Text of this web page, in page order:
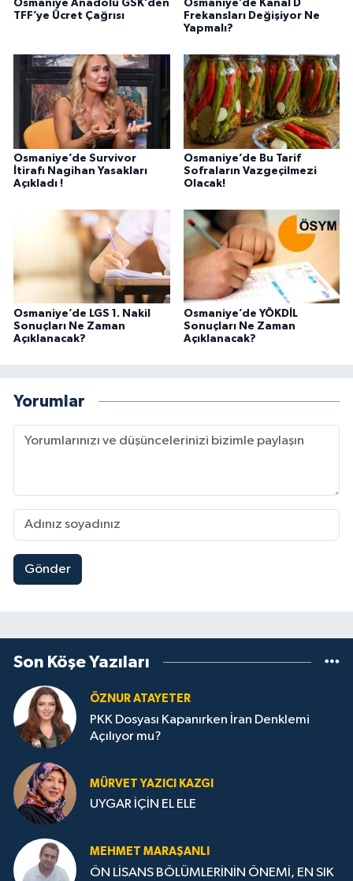
Osmaniye Anadolu GSK’den
TFF’ye Ücret Çağrısı
Osmaniye’de Kanal D
Frekansları Değişiyor Ne
Yapmalı?
Osmaniye’de Survivor
İtirafı Nagihan Yasakları
Açıkladı !
Osmaniye’de Bu Tarif
Sofraların Vazgeçilmezi
Olacak!
Osmaniye’de LGS 1. Nakil
Sonuçları Ne Zaman
Açıklanacak?
Osmaniye’de YÖKDİL
Sonuçları Ne Zaman
Açıklanacak?
Yorumlar
Gönder
Son Köşe Yazıları
ÖZNUR ATAYETER
PKK Dosyası Kapanırken İran Denklemi
Açılıyor mu?
MÜRVET YAZICI KAZGI
UYGAR İÇİN EL ELE
MEHMET MARAŞANLI
ÖN LİSANS BÖLÜMLERİNİN ÖNEMİ, EN SIK